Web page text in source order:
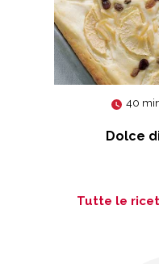
40
Dolce
Tutte le